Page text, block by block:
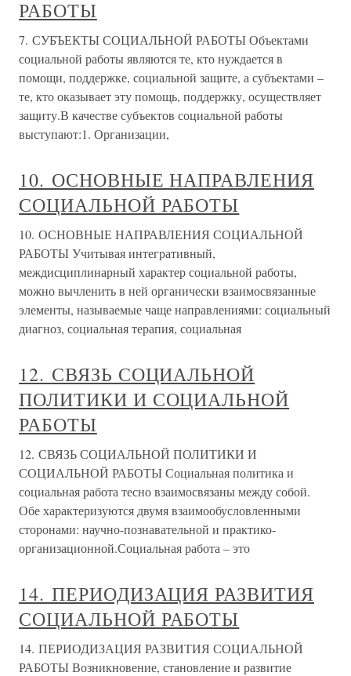
РАБОТЫ
7. СУБЪЕКТЫ СОЦИАЛЬНОЙ РАБОТЫ Объектами
социальной работы являются те, кто нуждается в
помощи, поддержке, социальной защите, а субъектами –
те, кто оказывает эту помощь, поддержку, осуществляет
защиту.В качестве субъектов социальной работы
выступают:1. Организации,
10. ОСНОВНЫЕ НАПРАВЛЕНИЯ
СОЦИАЛЬНОЙ РАБОТЫ
10. ОСНОВНЫЕ НАПРАВЛЕНИЯ СОЦИАЛЬНОЙ
РАБОТЫ Учитывая интегративный,
междисциплинарный характер социальной работы,
можно вычленить в ней органически взаимосвязанные
элементы, называемые чаще направлениями: социальный
диагноз, социальная терапия, социальная
12. СВЯЗЬ СОЦИАЛЬНОЙ
ПОЛИТИКИ И СОЦИАЛЬНОЙ
РАБОТЫ
12. СВЯЗЬ СОЦИАЛЬНОЙ ПОЛИТИКИ И
СОЦИАЛЬНОЙ РАБОТЫ Социальная политика и
социальная работа тесно взаимосвязаны между собой.
Обе характеризуются двумя взаимообусловленными
сторонами: научно-познавательной и практико-
организационной.Социальная работа – это
14. ПЕРИОДИЗАЦИЯ РАЗВИТИЯ
СОЦИАЛЬНОЙ РАБОТЫ
14. ПЕРИОДИЗАЦИЯ РАЗВИТИЯ СОЦИАЛЬНОЙ
РАБОТЫ Возникновение, становление и развитие